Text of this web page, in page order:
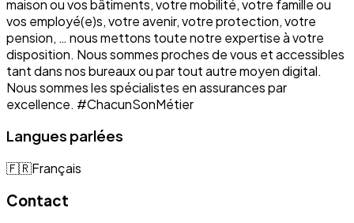
maison ou vos bâtiments, votre mobilité, votre famille ou
vos employé(e)s, votre avenir, votre protection, votre
pension, … nous mettons toute notre expertise à votre
disposition. Nous sommes proches de vous et accessibles
tant dans nos bureaux ou par tout autre moyen digital.
Nous sommes les spécialistes en assurances par
excellence. #ChacunSonMétier
Langues parlées
🇫🇷Français
Contact